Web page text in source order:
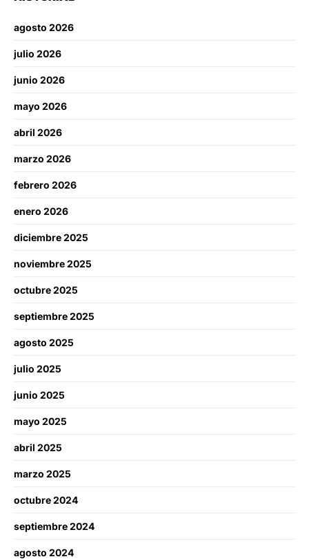
agosto 2026
julio 2026
junio 2026
mayo 2026
abril 2026
marzo 2026
febrero 2026
enero 2026
diciembre 2025
noviembre 2025
octubre 2025
septiembre 2025
agosto 2025
julio 2025
junio 2025
mayo 2025
abril 2025
marzo 2025
octubre 2024
septiembre 2024
agosto 2024